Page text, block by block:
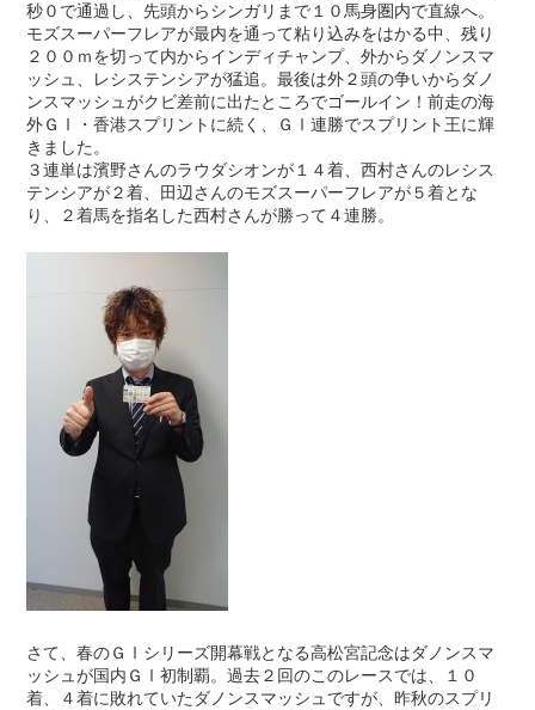
秒０で通過し、先頭からシンガリまで１０馬身圏内で直線へ。
モズスーパーフレアが最内を通って粘り込みをはかる中、残り
２００ｍを切って内からインディチャンプ、外からダノンスマ
ッシュ、レシステンシアが猛追。最後は外２頭の争いからダノ
ンスマッシュがクビ差前に出たところでゴールイン！前走の海
外ＧⅠ・香港スプリントに続く、ＧⅠ連勝でスプリント王に輝
きました。
３連単は濱野さんのラウダシオンが１４着、西村さんのレシス
テンシアが２着、田辺さんのモズスーパーフレアが５着とな
り、２着馬を指名した西村さんが勝って４連勝。
さて、春のＧⅠシリーズ開幕戦となる高松宮記念はダノンスマ
ッシュが国内ＧⅠ初制覇。過去２回のこのレースでは、１０
着、４着に敗れていたダノンスマッシュですが、昨秋のスプリ